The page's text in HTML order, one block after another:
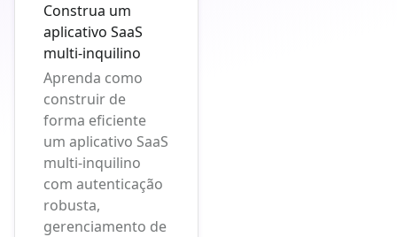
Construa um
aplicativo SaaS
multi-inquilino
Aprenda como
construir de
forma eficiente
um aplicativo SaaS
multi-inquilino
com autenticação
robusta,
gerenciamento de